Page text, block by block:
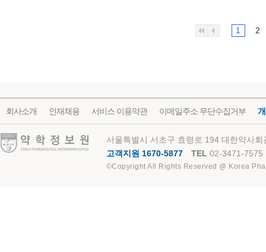
1 2
회사소개 인재채용 서비스 이용약관 이메일주소 무단수집거부
약학정보원
서울특별시 서초구 효령로 194 대한약사
고객지원 1670-5877
TEL 02-3471-7575
©Copyright All Rights Reserved @ Korea